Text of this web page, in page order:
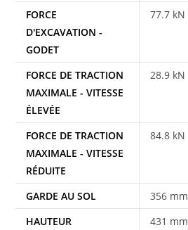
FORCE
D'EXCAVATION -
GODET
77.7 kN
FORCE DE TRACTION
MAXIMALE - VITESSE
ÉLEVÉE
28.9 kN
FORCE DE TRACTION
MAXIMALE - VITESSE
RÉDUITE
84.8 kN
GARDE AU SOL
356 mm
HAUTEUR
431 mm